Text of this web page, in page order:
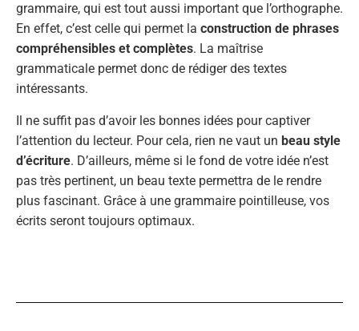
grammaire, qui est tout aussi important que l’orthographe.
En effet, c’est celle qui permet la construction de phrases
compréhensibles et complètes. La maîtrise
grammaticale permet donc de rédiger des textes
intéressants.
Il ne suffit pas d’avoir les bonnes idées pour captiver
l’attention du lecteur. Pour cela, rien ne vaut un beau style
d’écriture. D’ailleurs, même si le fond de votre idée n’est
pas très pertinent, un beau texte permettra de le rendre
plus fascinant. Grâce à une grammaire pointilleuse, vos
écrits seront toujours optimaux.